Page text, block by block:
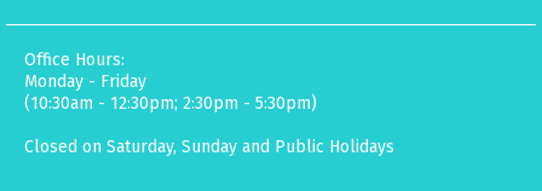
Office Hours:
Monday - Friday
(10:30am - 12:30pm; 2:30pm - 5:30pm)
Closed on Saturday, Sunday and Public Holidays